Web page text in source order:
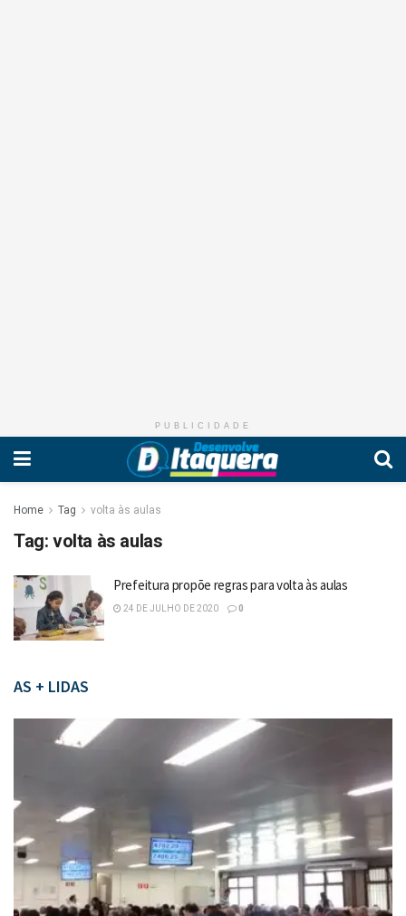
PUBLICIDADE
Home Tag volta às aulas
Tag: volta às aulas
Prefeitura propõe regras para volta às aulas
24 DE JULHO DE 2020 0
AS + LIDAS